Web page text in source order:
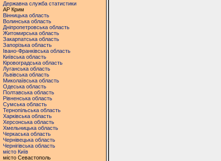
Державна служба статистики
АР Крим
Вінницька область
Волинська область
Дніпропетровська область
Житомирська область
Закарпатська область
Запорізька область
Івано-Франківська область
Київська область
Кіровоградська область
Луганська область
Львівська область
Миколаївська область
Одеська область
Полтавська область
Рівненська область
Сумська область
Тернопільська область
Харківська область
Херсонська область
Хмельницька область
Черкаська область
Чернівецька область
Чернігівська область
місто Київ
місто Севастополь